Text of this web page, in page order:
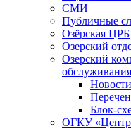
СМИ
Публичные
Озёрская ЦРБ
Озерский
Озерский
Новости
Блок-
ОГКУ «Центр